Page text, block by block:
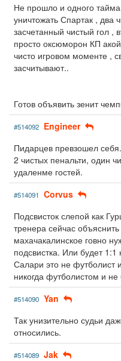
Не прошло и одного
уничтожать Спартак , два
засчетанный чистый гол ,
просто оксюморон КП
чисто игровом моменте ,
засчитывают..
Готов объявить зенит
#514092 Engineer
Пидарцев превзошел себя.
2 чистых пенальти, один
удаленме гостей.
#514091 Corvus
Подсвисток слепой как
тренера сейчас
махачакалинское говно
подсвистка. Или будет 1:1
Салари это не футболист
никогда футболистом и
#514090 Yan
Так унизительно судьи
относились.
#514089 Jak